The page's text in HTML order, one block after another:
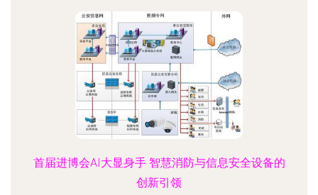
首届进博会AI大显身手 智慧消防与信息安全设备的
创新引领